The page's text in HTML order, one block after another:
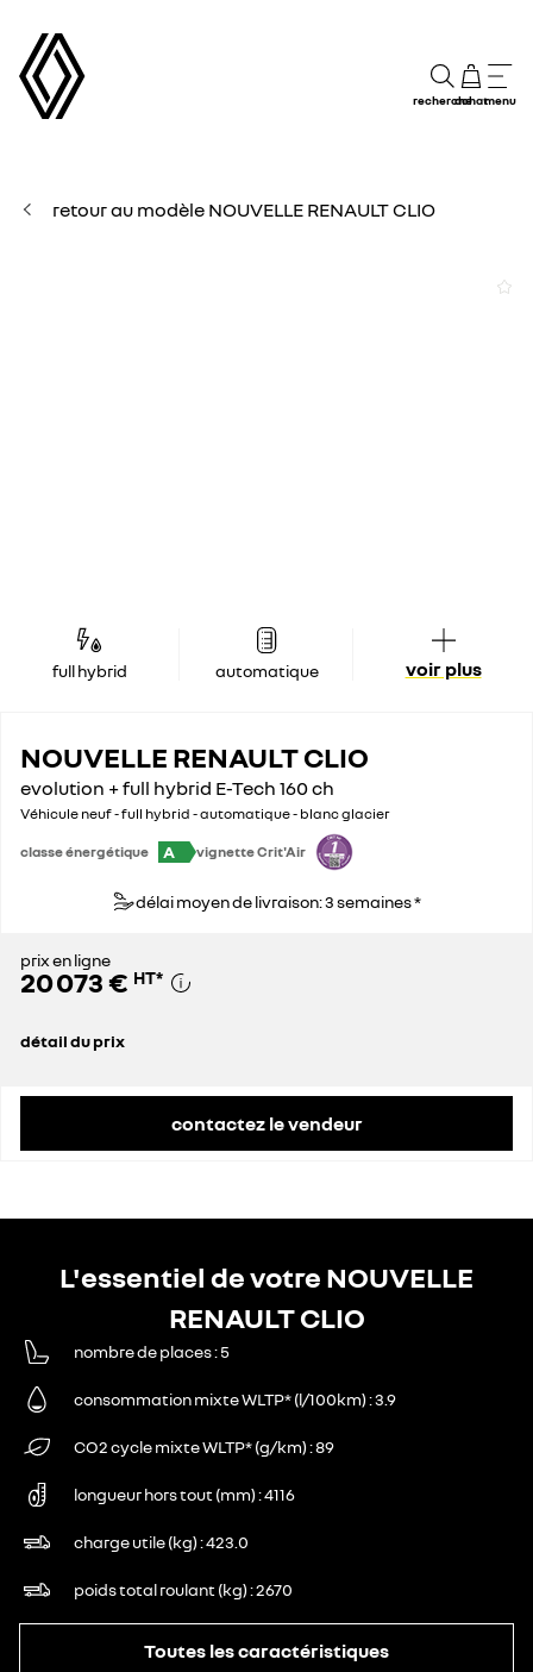
rechercheachatmenu
retour au modèle NOUVELLE RENAULT CLIO
full hybrid automatique voir plus
NOUVELLE RENAULT CLIO
evolution + full hybrid E-Tech 160 ch
Véhicule neuf - full hybrid - automatique - blanc glacier
classe énergétique A vignette Crit'Air
délai moyen de livraison: 3 semaines *
prix en ligne
20 073 € HT*
détail du prix
contactez le vendeur
L'essentiel de votre NOUVELLE
RENAULT CLIO
nombre de places 5
consommation mixte WLTP* (l/100km) 3.9
CO2 cycle mixte WLTP* (g/km) 89
longueur hors tout (mm) 4116
charge utile (kg) 423.0
poids total roulant (kg) 2670
Toutes les caractéristiques